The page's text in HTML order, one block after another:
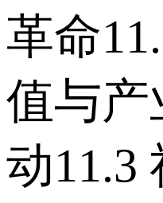
革命
值与产
动 11.3